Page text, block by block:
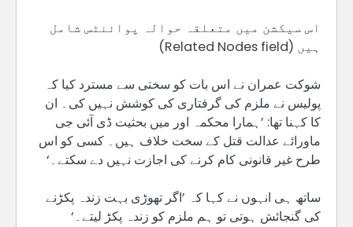
اس سیکشن میں متعلقہ حوالہ پوائنٹس شامل
ہیں (Related Nodes field)
شوکت عمران نے اس بات کو سختی سے مسترد کیا کہ
پولیس نے ملزم کی گرفتاری کی کوشش نہیں کی۔ ان
کا کہنا تھا: ’ہمارا محکمہ اور میں بحثیت ڈی آئی جی
ماورائے عدالت قتل کے سخت خلاف ہیں۔ کسی کو اس
طرح غیر قانونی کام کرنے کی اجازت نہیں دے سکتے۔‘
ساتھ ہی انہوں نے کہا کہ ’اگر تھوڑی بہت زندہ پکڑنے
کی گنجائش ہوتی تو ہم ملزم کو زندہ پکڑ لیتے۔‘